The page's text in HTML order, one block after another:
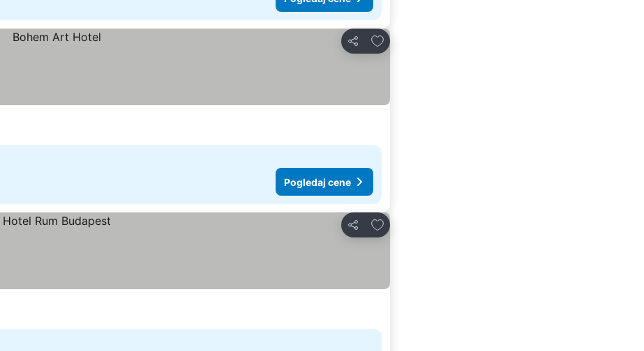
Deli
Dodati u favorite
Pogledaj cene
Deli
Dodati u favorite